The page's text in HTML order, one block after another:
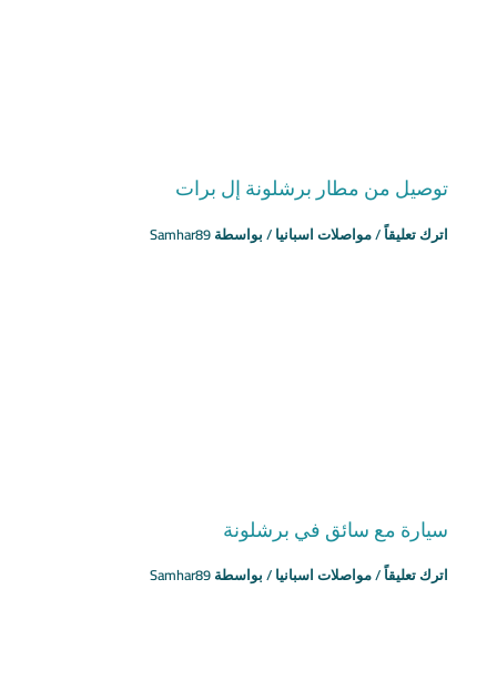
توصيل من مطار برشلونة إل برات
اترك تعليقاً/مواصلات اسبانيا/ بواسطةSamhar89
سيارة مع سائق في برشلونة
اترك تعليقاً/مواصلات اسبانيا/ بواسطةSamhar89